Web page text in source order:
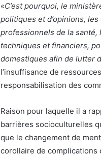
«C’est pourquoi, le
politiques et d’opinions,
professionnels de la santé,
techniques et financiers,
domestiques afin de lutter
l’insuffisance de
responsabilisation des
Raison pour laquelle il a
barrières socioculturelles
que le changement de
corollaire de complications